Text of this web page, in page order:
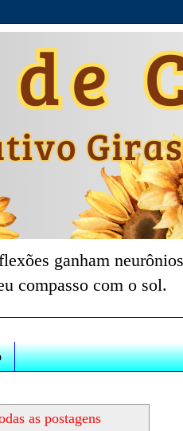
ganham
compasso com o sol.
as postagens